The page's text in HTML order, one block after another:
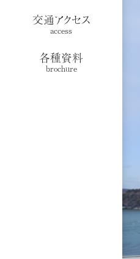
交通アクセス
access
各種資料
brochure